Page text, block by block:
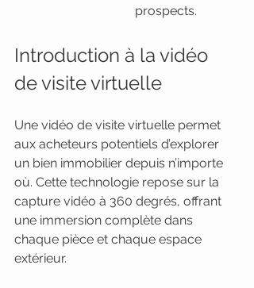
prospects.
Introduction à la vidéo
de visite virtuelle
Une vidéo de visite virtuelle permet
aux acheteurs potentiels d’explorer
un bien immobilier depuis n’importe
où. Cette technologie repose sur la
capture vidéo à 360 degrés, offrant
une immersion complète dans
chaque pièce et chaque espace
extérieur.